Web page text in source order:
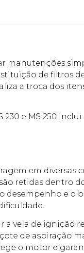
manutenções
de filtros
a troca dos
230 e MS 250
em
retidas dentro
desempenho e
vela de ignição
de aspiração
o motor e